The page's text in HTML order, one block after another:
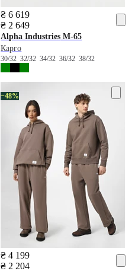
₴ 6 619
₴ 2 649
Alpha Industries М-65
Карго
30/3232/3234/3236/3238/32
−48%
₴ 4 199
₴ 2 204